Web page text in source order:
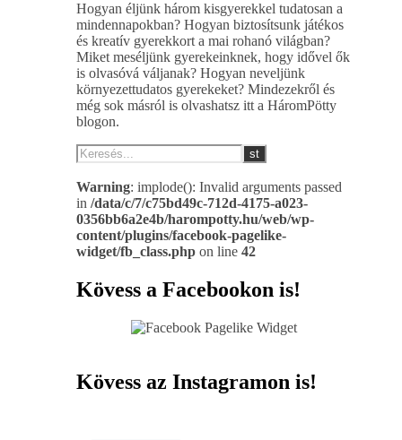
Hogyan éljünk három kisgyerekkel tudatosan a
mindennapokban? Hogyan biztosítsunk játékos
és kreatív gyerekkort a mai rohanó világban?
Miket meséljünk gyerekeinknek, hogy idővel ők
is olvasóvá váljanak? Hogyan neveljünk
környezettudatos gyerekeket? Mindezekről és
még sok másról is olvashatsz itt a HáromPötty
blogon.
Warning: implode(): Invalid arguments passed
in /data/c/7/c75bd49c-712d-4175-a023-
0356bb6a2e4b/harompotty.hu/web/wp-
content/plugins/facebook-pagelike-
widget/fb_class.php on line 42
Kövess a Facebookon is!
Kövess az Instagramon is!